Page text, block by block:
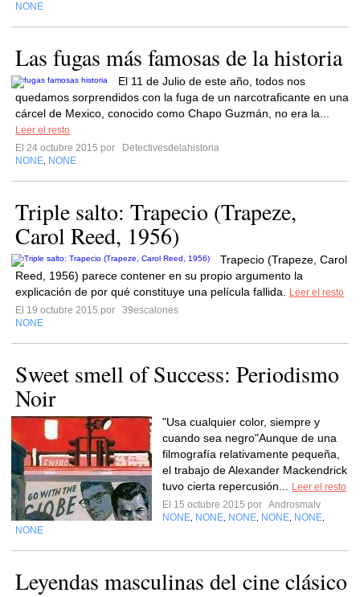
NONE
Las fugas más famosas de la historia
El 11 de Julio de este año, todos nos
quedamos sorprendidos con la fuga de un narcotraficante en una
cárcel de Mexico, conocido como Chapo Guzmán, no era la...
Leer el resto
El 24 octubre 2015 por
Detectivesdelahistoria
NONE NONE
Triple salto: Trapecio (Trapeze,
Carol Reed, 1956)
Trapecio (Trapeze, Carol
Reed, 1956) parece contener en su propio argumento la
explicación de por qué constituye una película fallida.
Leer el resto
El 19 octubre 2015 por
39escalones
NONE
Sweet smell of Success: Periodismo
Noir
"Usa cualquier color, siempre y
cuando sea negro"Aunque de una
filmografía relativamente pequeña,
el trabajo de Alexander Mackendrick
tuvo cierta repercusión...
Leer el resto
El 15 octubre 2015 por Androsmalv
NONE NONE NONE NONE NONE
NONE
Leyendas masculinas del cine clásico